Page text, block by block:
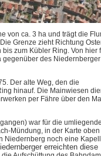
von ca. 3 ha und trägt die
Die Grenze zieht Richtung
zum Kübler Ring. Von hier
gegenüber des Niedernberger
Der alte Weg, den die
hinauf. Die Mainwiesen
per Fähre über den
war für die
Mündung, in der Karte
Niedernberg noch eine
erreichten diese